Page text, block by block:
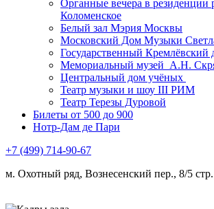
Органные вечера в резиденции
Коломенское
Белый зал Мэрия Москвы
Московский Дом Музыки
Государственный Кремлёвский
Мемориальный музей А.Н.
Центральный дом учёных
Театр музыки и шоу III РИМ
Театр Терезы Дуровой
Билеты от 500 до 900
Нотр-Дам де Пари
+7 (499) 714-90-67
м. Охотный ряд, Вознесенский пер., 8/5